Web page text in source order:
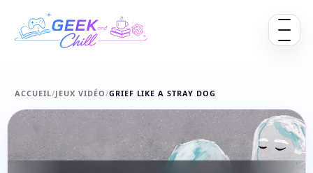
Ouvrir
ACCUEIL/JEUX VIDÉO/GRIEF LIKE A STRAY DOG